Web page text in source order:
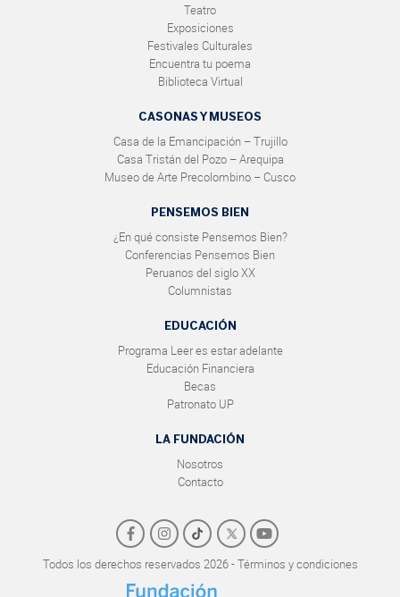
Teatro
Exposiciones
Festivales Culturales
Encuentra tu poema
Biblioteca Virtual
CASONAS Y MUSEOS
Casa de la Emancipación – Trujillo
Casa Tristán del Pozo – Arequipa
Museo de Arte Precolombino – Cusco
PENSEMOS BIEN
¿En qué consiste Pensemos Bien?
Conferencias Pensemos Bien
Peruanos del siglo XX
Columnistas
EDUCACIÓN
Programa Leer es estar adelante
Educación Financiera
Becas
Patronato UP
LA FUNDACIÓN
Nosotros
Contacto
Todos los derechos reservados 2026 - Términos y condiciones